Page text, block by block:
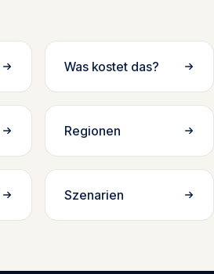
Was kostet das?
Regionen
Szenarien